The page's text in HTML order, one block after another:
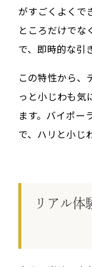
がすごくよくで
ところだけでな
で、 即時的な引
この特性から、
っと小じわも気
ます。バイポー
で、ハリと小じ
リアル体